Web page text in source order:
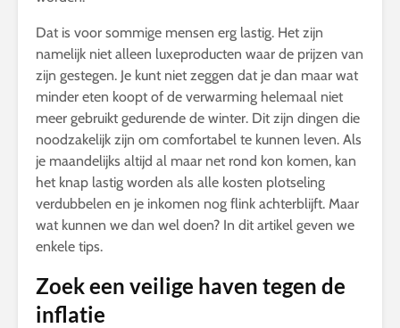
Dat is voor sommige mensen erg lastig. Het zijn
namelijk niet alleen luxeproducten waar de prijzen van
zijn gestegen. Je kunt niet zeggen dat je dan maar wat
minder eten koopt of de verwarming helemaal niet
meer gebruikt gedurende de winter. Dit zijn dingen die
noodzakelijk zijn om comfortabel te kunnen leven. Als
je maandelijks altijd al maar net rond kon komen, kan
het knap lastig worden als alle kosten plotseling
verdubbelen en je inkomen nog flink achterblijft. Maar
wat kunnen we dan wel doen? In dit artikel geven we
enkele tips.
Zoek een veilige haven tegen de
inflatie